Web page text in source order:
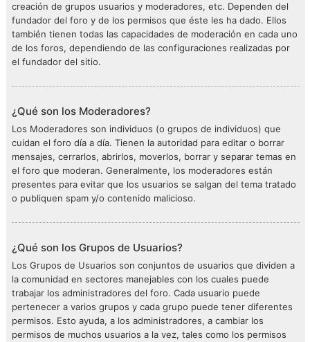
creación de grupos usuarios y moderadores, etc. Dependen del
fundador del foro y de los permisos que éste les ha dado. Ellos
también tienen todas las capacidades de moderación en cada uno
de los foros, dependiendo de las configuraciones realizadas por
el fundador del sitio.
¿Qué son los Moderadores?
Los Moderadores son individuos (o grupos de individuos) que
cuidan el foro día a día. Tienen la autoridad para editar o borrar
mensajes, cerrarlos, abrirlos, moverlos, borrar y separar temas en
el foro que moderan. Generalmente, los moderadores están
presentes para evitar que los usuarios se salgan del tema tratado
o publiquen spam y/o contenido malicioso.
¿Qué son los Grupos de Usuarios?
Los Grupos de Usuarios son conjuntos de usuarios que dividen a
la comunidad en sectores manejables con los cuales puede
trabajar los administradores del foro. Cada usuario puede
pertenecer a varios grupos y cada grupo puede tener diferentes
permisos. Esto ayuda, a los administradores, a cambiar los
permisos de muchos usuarios a la vez, tales como los permisos